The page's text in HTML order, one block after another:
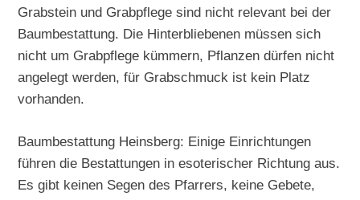
Grabstein und Grabpflege sind nicht relevant bei der
Baumbestattung. Die Hinterbliebenen müssen sich
nicht um Grabpflege kümmern, Pflanzen dürfen nicht
angelegt werden, für Grabschmuck ist kein Platz
vorhanden.
Baumbestattung Heinsberg: Einige Einrichtungen
führen die Bestattungen in esoterischer Richtung aus.
Es gibt keinen Segen des Pfarrers, keine Gebete,